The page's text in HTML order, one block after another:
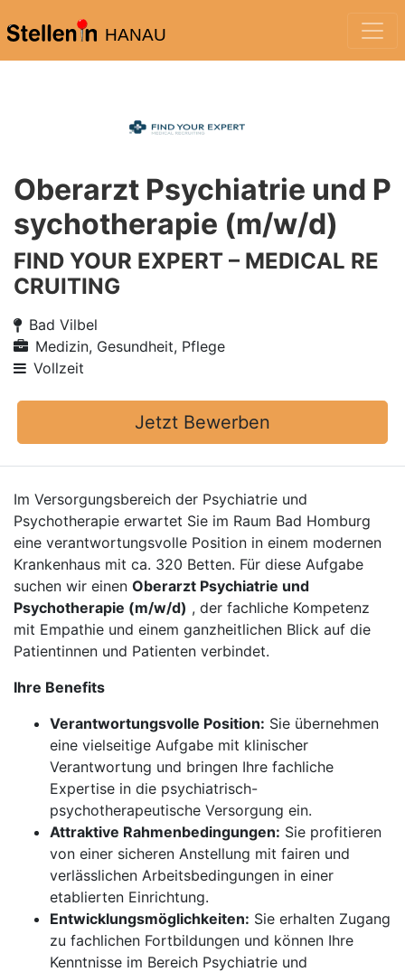
HANAU
Oberarzt Psychiatrie und P
sychotherapie (m/w/d)
FIND YOUR EXPERT – MEDICAL RE
CRUITING
Bad Vilbel
Medizin, Gesundheit, Pflege
Vollzeit
Jetzt Bewerben
Im Versorgungsbereich der Psychiatrie und
Psychotherapie erwartet Sie im Raum Bad Homburg
eine verantwortungsvolle Position in einem modernen
Krankenhaus mit ca. 320 Betten. Für diese Aufgabe
suchen wir einen Oberarzt Psychiatrie und
Psychotherapie (m/w/d) , der fachliche Kompetenz
mit Empathie und einem ganzheitlichen Blick auf die
Patientinnen und Patienten verbindet.
Ihre Benefits
Verantwortungsvolle Position: Sie übernehmen
eine vielseitige Aufgabe mit klinischer
Verantwortung und bringen Ihre fachliche
Expertise in die psychiatrisch-
psychotherapeutische Versorgung ein.
Attraktive Rahmenbedingungen: Sie profitieren
von einer sicheren Anstellung mit fairen und
verlässlichen Arbeitsbedingungen in einer
etablierten Einrichtung.
Entwicklungsmöglichkeiten: Sie erhalten Zugang
zu fachlichen Fortbildungen und können Ihre
Kenntnisse im Bereich Psychiatrie und